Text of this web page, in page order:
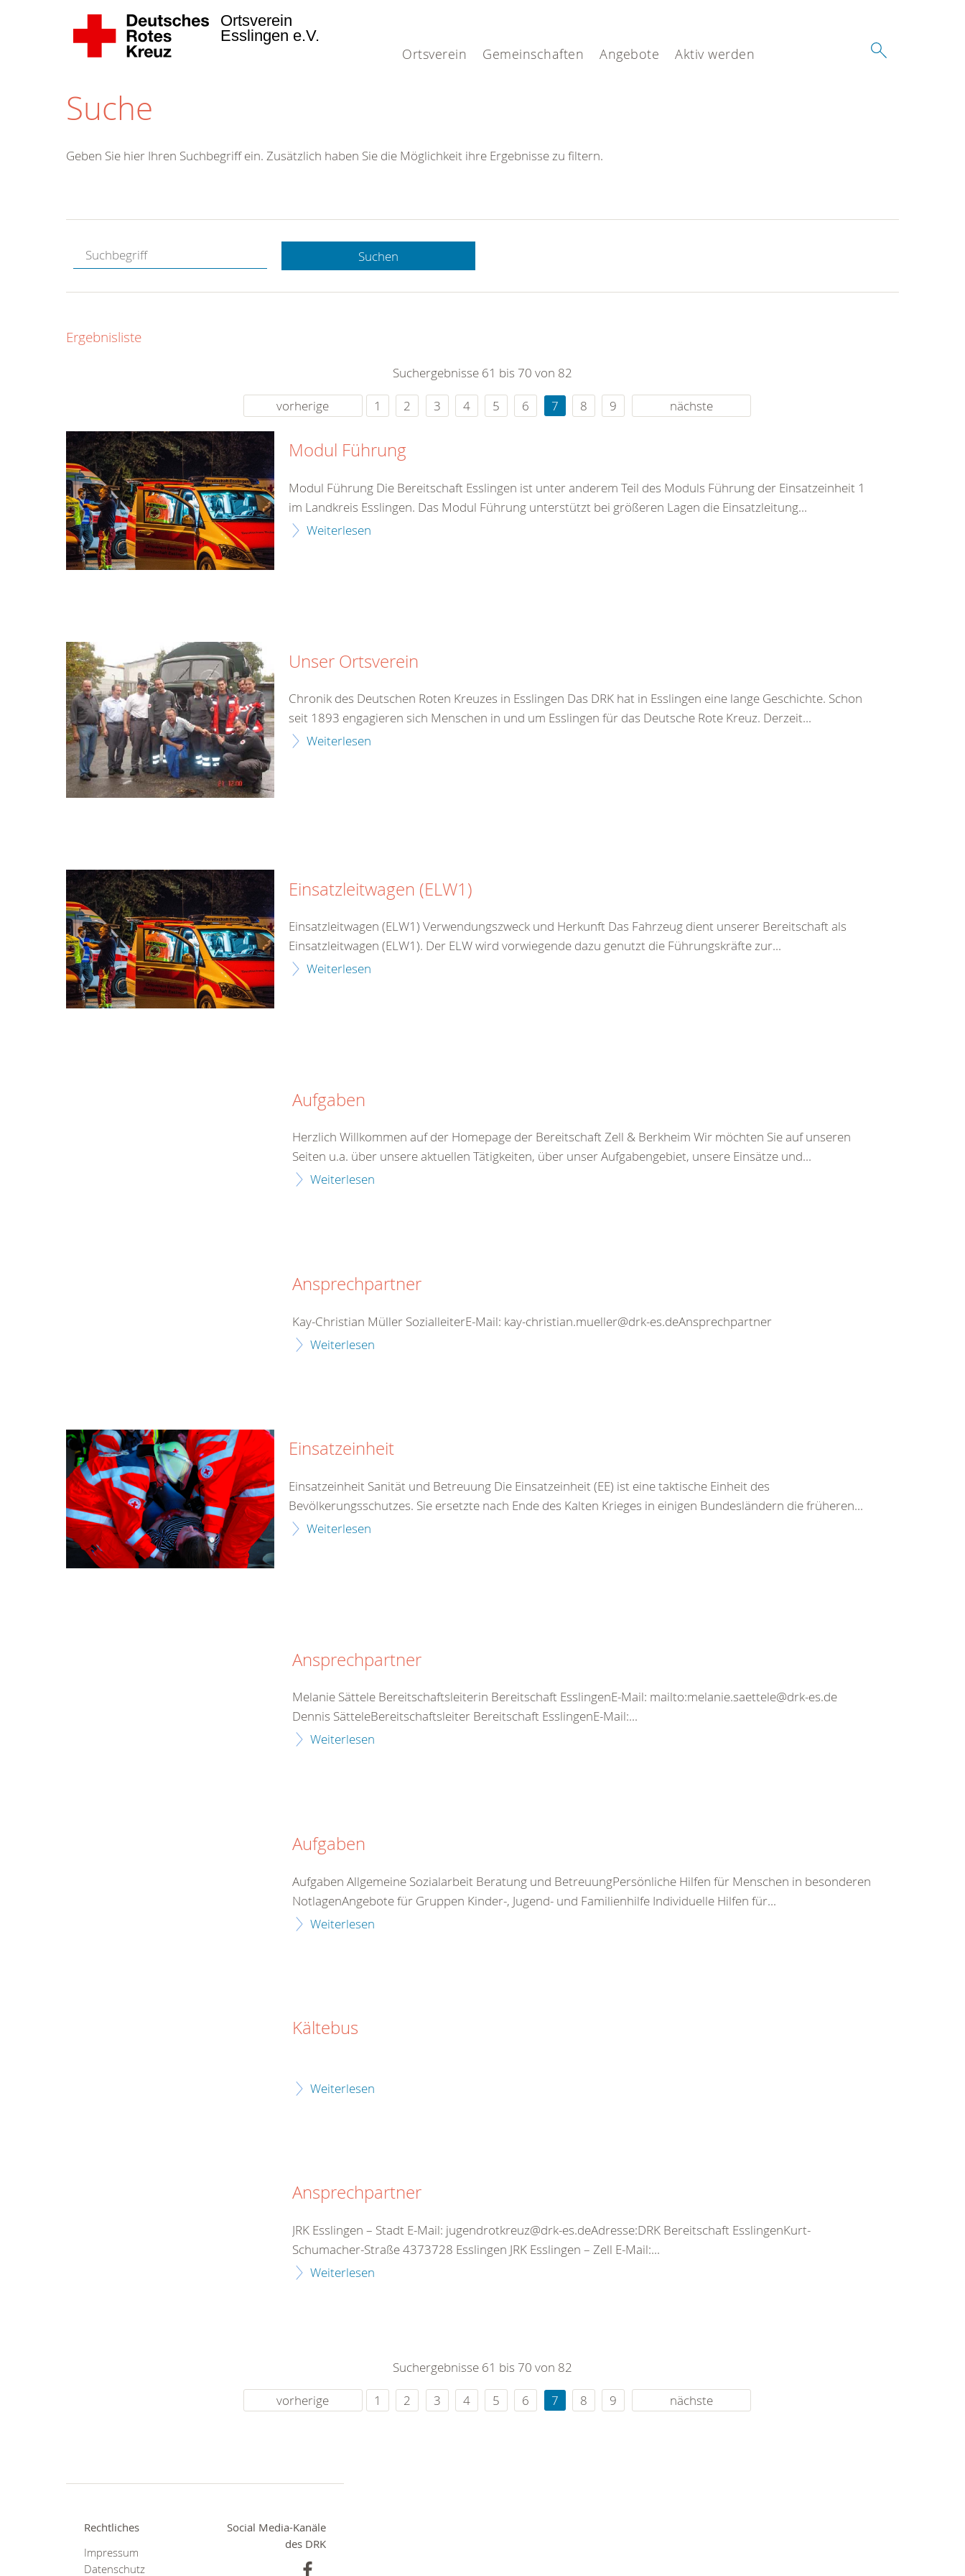
Ortsverein Gemeinschaften Angebote Aktiv werden
Ortsverein
Esslingen e.V.
Suche
Hotline.
gerne.
rund um die Uhr
Geben Sie hier Ihren Suchbegriff ein. Zusätzlich haben Sie die Möglichkeit ihre Ergebnisse zu filtern.
Suchen
Ergebnisliste
Suchergebnisse 61 bis 70 von 82
vorherige
1 2 3 4 5 6 7 8 9 nächste
Modul Führung
Modul Führung Die Bereitschaft Esslingen ist unter anderem Teil des Moduls Führung der Einsatzeinheit 1
im Landkreis Esslingen. Das Modul Führung unterstützt bei größeren Lagen die Einsatzleitung...
Weiterlesen
Unser Ortsverein
Chronik des Deutschen Roten Kreuzes in Esslingen Das DRK hat in Esslingen eine lange Geschichte. Schon
seit 1893 engagieren sich Menschen in und um Esslingen für das Deutsche Rote Kreuz. Derzeit...
Weiterlesen
Einsatzleitwagen (ELW1)
Einsatzleitwagen (ELW1) Verwendungszweck und Herkunft Das Fahrzeug dient unserer Bereitschaft als
Einsatzleitwagen (ELW1). Der ELW wird vorwiegende dazu genutzt die Führungskräfte zur...
Weiterlesen
Aufgaben
Herzlich Willkommen auf der Homepage der Bereitschaft Zell & Berkheim Wir möchten Sie auf unseren
Seiten u.a. über unsere aktuellen Tätigkeiten, über unser Aufgabengebiet, unsere Einsätze und...
Weiterlesen
Ansprechpartner
Kay-Christian Müller SozialleiterE-Mail: kay-christian.mueller@drk-es.deAnsprechpartner
Weiterlesen
Einsatzeinheit
Einsatzeinheit Sanität und Betreuung Die Einsatzeinheit (EE) ist eine taktische Einheit des
Bevölkerungsschutzes. Sie ersetzte nach Ende des Kalten Krieges in einigen Bundesländern die früheren...
Weiterlesen
Ansprechpartner
Melanie Sättele Bereitschaftsleiterin Bereitschaft EsslingenE-Mail: mailto:melanie.saettele@drk-es.de
Dennis SätteleBereitschaftsleiter Bereitschaft EsslingenE-Mail:...
Weiterlesen
Aufgaben
Aufgaben Allgemeine Sozialarbeit Beratung und BetreuungPersönliche Hilfen für Menschen in besonderen
NotlagenAngebote für Gruppen Kinder-, Jugend- und Familienhilfe Individuelle Hilfen für...
Weiterlesen
Kältebus
Weiterlesen
Ansprechpartner
JRK Esslingen – Stadt E-Mail: jugendrotkreuz@drk-es.deAdresse:DRK Bereitschaft EsslingenKurt-
Schumacher-Straße 4373728 Esslingen JRK Esslingen – Zell E-Mail:...
Weiterlesen
Suchergebnisse 61 bis 70 von 82
vorherige
1 2 3 4 5 6 7 8 9 nächste
Rechtliches
Impressum
Datenschutz
Social Media-Kanäle
des DRK